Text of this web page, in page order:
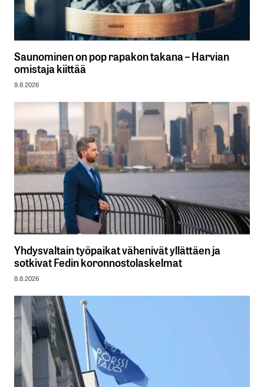
Saunominen on pop rapakon takana – Harvian
omistaja kiittää
9.8.2026
Yhdysvaltain työpaikat vähenivät yllättäen ja
sotkivat Fedin koronnostolaskelmat
8.8.2026